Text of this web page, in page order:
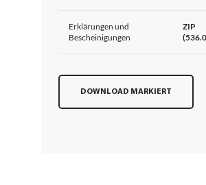
Erklärungen und
Bescheinigungen
ZIP
DOWNLOAD MARKIERT